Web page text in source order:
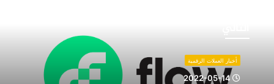
أخبار العملات الرقمية
2022-05-14